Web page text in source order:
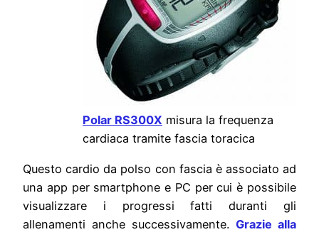
Polar RS300X misura la frequenza
cardiaca tramite fascia toracica
Questo cardio da polso con fascia è associato ad
una app per smartphone e PC per cui è possibile
visualizzare i progressi fatti duranti gli
allenamenti anche successivamente. Grazie alla